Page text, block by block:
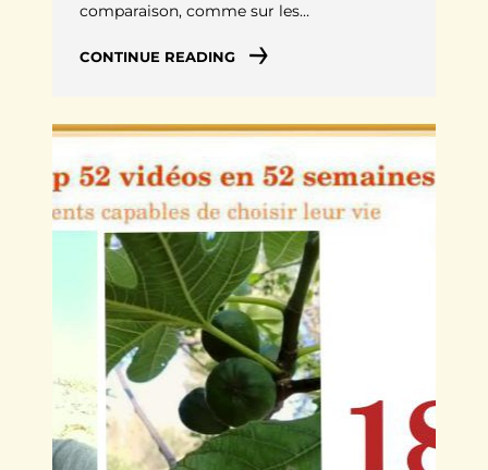
comparaison, comme sur les…
CONTINUE READING